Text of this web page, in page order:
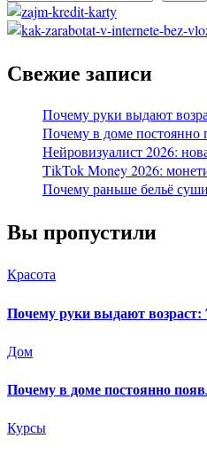
Свежие записи
Почему руки выдают
Почему в доме постоянно
Нейровизуалист 2026:
TikTok Money 2026:
Почему раньше бельё
Вы пропустили
Красота
Почему руки выдают
Дом
Почему в доме постоянно
Курсы